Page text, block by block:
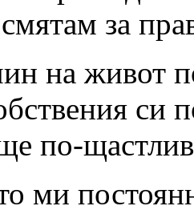
за
на живот
си
по-
ми